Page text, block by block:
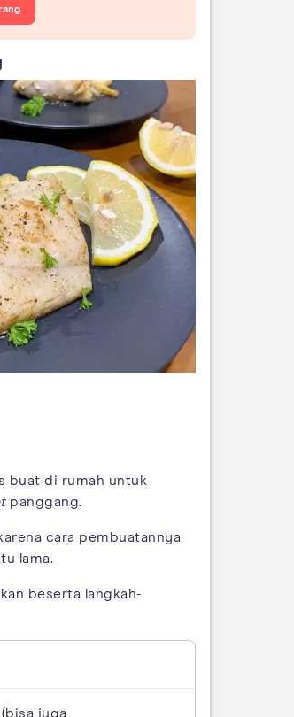
buat di rumah untuk
panggang.
cara pembuatannya
lama.
beserta langkah-
juga